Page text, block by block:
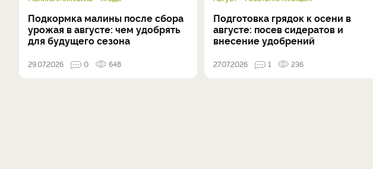
Подкормка малины после сбора
урожая в августе: чем удобрять
для будущего сезона
29.07.2026 0 648
Подготовка грядок к осени в
августе: посев сидератов и
внесение удобрений
27.07.2026 1 236